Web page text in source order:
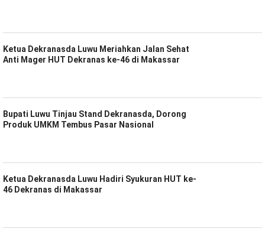
Ketua Dekranasda Luwu Meriahkan Jalan Sehat
Anti Mager HUT Dekranas ke-46 di Makassar
Bupati Luwu Tinjau Stand Dekranasda, Dorong
Produk UMKM Tembus Pasar Nasional
Ketua Dekranasda Luwu Hadiri Syukuran HUT ke-
46 Dekranas di Makassar